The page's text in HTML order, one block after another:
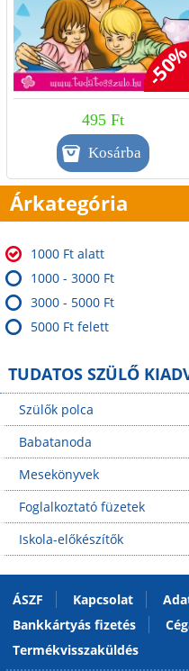
-50%
495 Ft
Árkategória
1000 Ft alatt
1000 - 3000 Ft
3000 - 5000 Ft
5000 Ft felett
TUDATOS SZÜLŐ
Szülők polca
Babatanoda
Mesekönyvek
Foglalkoztató füzetek
Iskola-előkészítők
ÁSZF Kapcsolat
Bankkártyás fizetés
Termékvisszaküldés